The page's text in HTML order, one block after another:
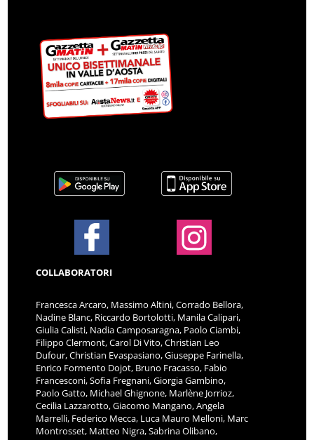
COLLABORATORI
Francesca Arcaro, Massimo Altini, Corrado Bellora,
Nadine Blanc, Riccardo Bortolotti, Manila Calipari,
Giulia Calisti, Nadia Camposaragna, Paolo Ciambi,
Filippo Clermont, Carol Di Vito, Christian Leo
Dufour, Christian Evaspasiano, Giuseppe Farinella,
Enrico Formento Dojot, Bruno Fracasso, Fabio
Francesconi, Sofia Fregnani, Giorgia Gambino,
Paolo Gatto, Michael Ghignone, Marlène Jorrioz,
Cecilia Lazzarotto, Giacomo Mangano, Angela
Marrelli, Federico Mecca, Luca Mauro Melloni, Marc
Montrosset, Matteo Nigra, Sabrina Olibano,